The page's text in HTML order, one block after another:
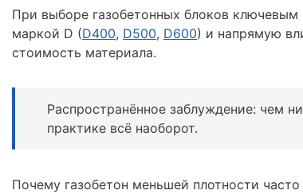
При выборе газобетонных блоков ключевым
маркой D (D400, D500, D600) и напрямую
стоимость материала.
Распространённое заблуждение: чем
практике всё наоборот.
Почему газобетон меньшей плотности